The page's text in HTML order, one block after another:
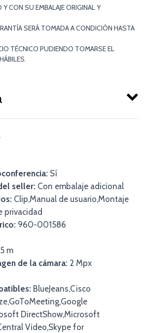
CON SU EMBALAJE ORIGINAL Y
SERÁ TOMADA A CONDICIÓN HASTA
TÉCNICO PUDIENDO TOMARSE EL
Sí
seller: Con embalaje adicional
Clip,Manual de usuario,Montaje
privacidad
960-001586
m
de la cámara: 2 Mpx
BlueJeans,Cisco
DirectShow,Microsoft
Video,Skype for